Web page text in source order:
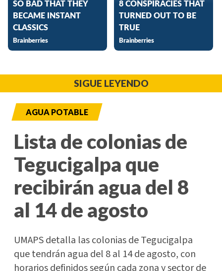
SIGUE LEYENDO
AGUA POTABLE
Lista de colonias de
Tegucigalpa que
recibirán agua del 8
al 14 de agosto
UMAPS detalla las colonias de Tegucigalpa
que tendrán agua del 8 al 14 de agosto, con
horarios definidos según cada zona y sector de